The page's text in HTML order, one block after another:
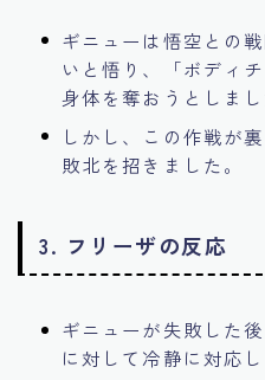
ギニューは悟空との
いと悟り、「ボディ
身体を奪おうとしまし
しかし、この作戦が
敗北を招きました。
3. フリーザの反応
ギニューが失敗した
に対して冷静に対応し